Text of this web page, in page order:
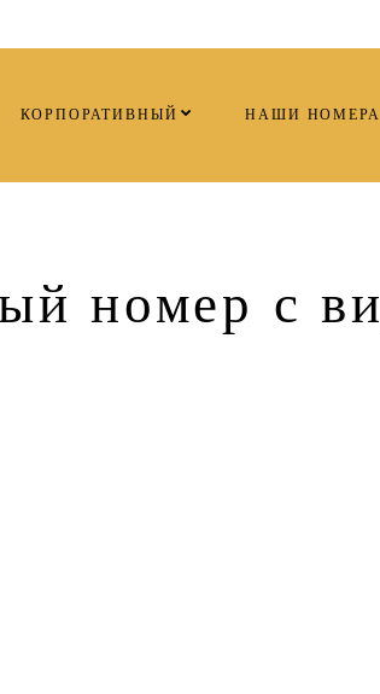
КОРПОРАТИВНЫЙ НАШИ НОМЕРА
номер с